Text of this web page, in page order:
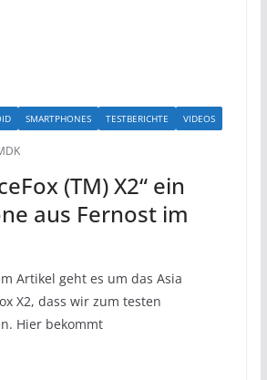
SMARTPHONES TESTBERICHTE VIDEOS
(TM) X2“ ein
aus Fernost im
Artikel geht es um das Asia
X2, dass wir zum testen
Hier bekommt